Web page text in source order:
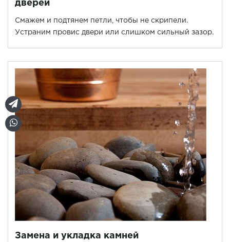
дверей
Смажем и подтянем петли, чтобы не скрипели.
Устраним провис двери или слишком сильный зазор.
Замена и укладка камней